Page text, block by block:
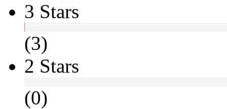
3 Stars
(3)
2 Stars
(0)